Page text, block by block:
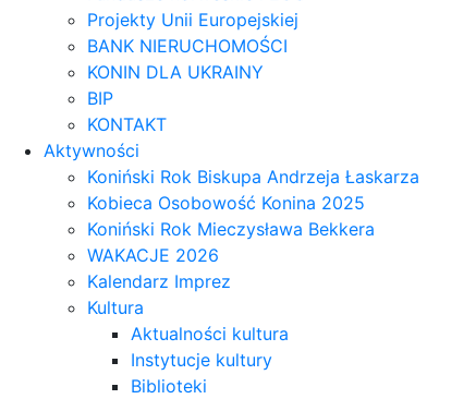
Projekty Unii Europejskiej
BANK NIERUCHOMOŚCI
KONIN DLA UKRAINY
BIP
KONTAKT
Aktywności
Koniński Rok Biskupa Andrzeja Łaskarza
Kobieca Osobowość Konina 2025
Koniński Rok Mieczysława Bekkera
WAKACJE 2026
Kalendarz Imprez
Kultura
Aktualności kultura
Instytucje kultury
Biblioteki